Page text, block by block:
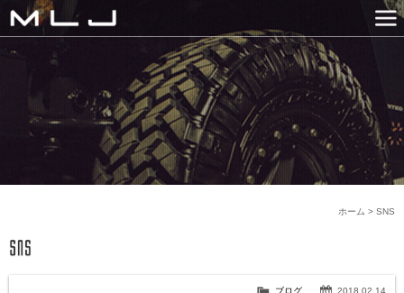
MLJ / Lexani(レクサーニ
GALLERY
SNS
NEWS
COMPANY
HISTORY
CONTACT US
LINK
SNS
ホーム >
2018.02.14
ブログ